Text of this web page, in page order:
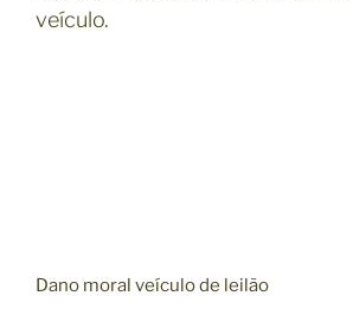
veículo.
Dano moral veículo de leilão